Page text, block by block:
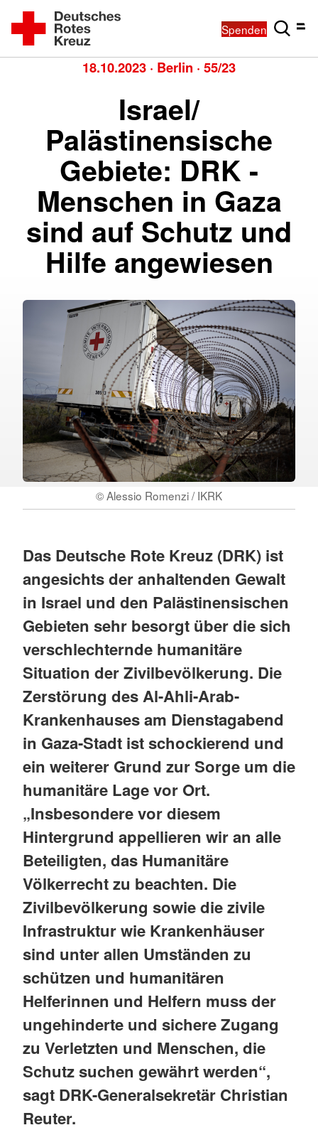
Spenden
18.10.2023 · Berlin · 55/23
Israel/
Palästinensische
Gebiete: DRK -
Menschen in Gaza
sind auf Schutz und
Hilfe angewiesen
© Alessio Romenzi / IKRK
Das Deutsche Rote Kreuz (DRK) ist
angesichts der anhaltenden Gewalt
in Israel und den Palästinensischen
Gebieten sehr besorgt über die sich
verschlechternde humanitäre
Situation der Zivilbevölkerung. Die
Zerstörung des Al-Ahli-Arab-
Krankenhauses am Dienstagabend
in Gaza-Stadt ist schockierend und
ein weiterer Grund zur Sorge um die
humanitäre Lage vor Ort.
„Insbesondere vor diesem
Hintergrund appellieren wir an alle
Beteiligten, das Humanitäre
Völkerrecht zu beachten. Die
Zivilbevölkerung sowie die zivile
Infrastruktur wie Krankenhäuser
sind unter allen Umständen zu
schützen und humanitären
Helferinnen und Helfern muss der
ungehinderte und sichere Zugang
zu Verletzten und Menschen, die
Schutz suchen gewährt werden“,
sagt DRK-Generalsekretär Christian
Reuter.